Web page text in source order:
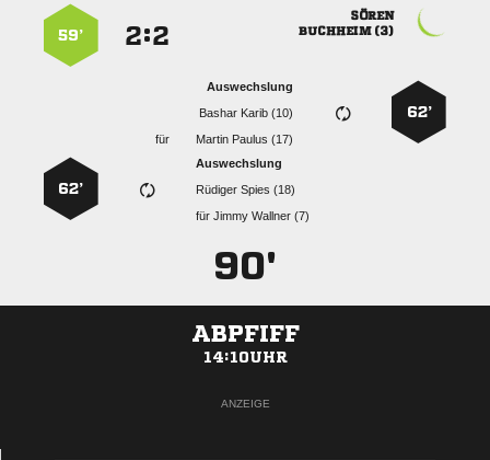

 
:
59’
62’
Auswechslung
  
für
  
Auswechslung
  
für  
62’
90'
ABPFIFF
14:10UHR
ANZEIGE